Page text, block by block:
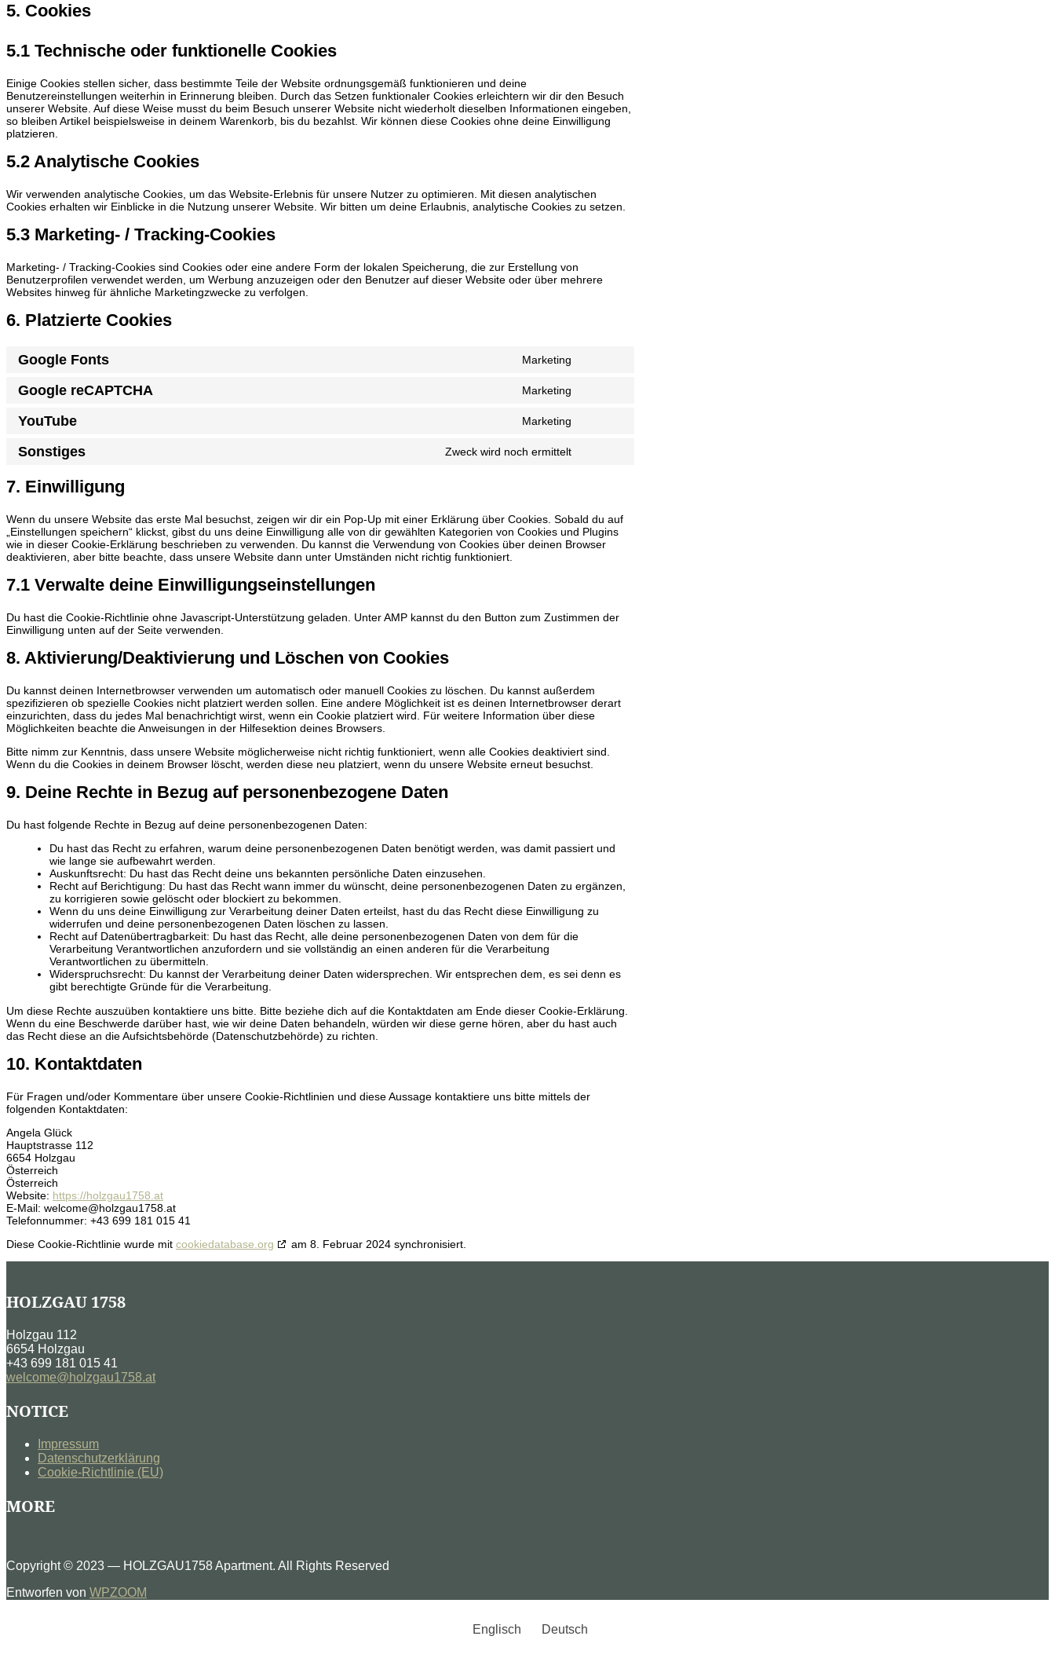
5. Cookies
5.1 Technische oder funktionelle Cookies
Einige Cookies stellen sicher, dass bestimmte Teile der Website ordnungsgemäß funktionieren und deine
Benutzereinstellungen weiterhin in Erinnerung bleiben. Durch das Setzen funktionaler Cookies erleichtern wir dir den Besuch
unserer Website. Auf diese Weise musst du beim Besuch unserer Website nicht wiederholt dieselben Informationen eingeben,
so bleiben Artikel beispielsweise in deinem Warenkorb, bis du bezahlst. Wir können diese Cookies ohne deine Einwilligung
platzieren.
5.2 Analytische Cookies
Wir verwenden analytische Cookies, um das Website-Erlebnis für unsere Nutzer zu optimieren. Mit diesen analytischen
Cookies erhalten wir Einblicke in die Nutzung unserer Website. Wir bitten um deine Erlaubnis, analytische Cookies zu setzen.
5.3 Marketing- / Tracking-Cookies
Marketing- / Tracking-Cookies sind Cookies oder eine andere Form der lokalen Speicherung, die zur Erstellung von
Benutzerprofilen verwendet werden, um Werbung anzuzeigen oder den Benutzer auf dieser Website oder über mehrere
Websites hinweg für ähnliche Marketingzwecke zu verfolgen.
6. Platzierte Cookies
Google Fonts Marketing
Google reCAPTCHA Marketing
YouTube Marketing
Sonstiges Zweck wird noch ermittelt
7. Einwilligung
Wenn du unsere Website das erste Mal besuchst, zeigen wir dir ein Pop-Up mit einer Erklärung über Cookies. Sobald du auf
„Einstellungen speichern“ klickst, gibst du uns deine Einwilligung alle von dir gewählten Kategorien von Cookies und Plugins
wie in dieser Cookie-Erklärung beschrieben zu verwenden. Du kannst die Verwendung von Cookies über deinen Browser
deaktivieren, aber bitte beachte, dass unsere Website dann unter Umständen nicht richtig funktioniert.
7.1 Verwalte deine Einwilligungseinstellungen
Du hast die Cookie-Richtlinie ohne Javascript-Unterstützung geladen. Unter AMP kannst du den Button zum Zustimmen der
Einwilligung unten auf der Seite verwenden.
8. Aktivierung/Deaktivierung und Löschen von Cookies
Du kannst deinen Internetbrowser verwenden um automatisch oder manuell Cookies zu löschen. Du kannst außerdem
spezifizieren ob spezielle Cookies nicht platziert werden sollen. Eine andere Möglichkeit ist es deinen Internetbrowser derart
einzurichten, dass du jedes Mal benachrichtigt wirst, wenn ein Cookie platziert wird. Für weitere Information über diese
Möglichkeiten beachte die Anweisungen in der Hilfesektion deines Browsers.
Bitte nimm zur Kenntnis, dass unsere Website möglicherweise nicht richtig funktioniert, wenn alle Cookies deaktiviert sind.
Wenn du die Cookies in deinem Browser löscht, werden diese neu platziert, wenn du unsere Website erneut besuchst.
9. Deine Rechte in Bezug auf personenbezogene Daten
Du hast folgende Rechte in Bezug auf deine personenbezogenen Daten:
Du hast das Recht zu erfahren, warum deine personenbezogenen Daten benötigt werden, was damit passiert und
wie lange sie aufbewahrt werden.
Auskunftsrecht: Du hast das Recht deine uns bekannten persönliche Daten einzusehen.
Recht auf Berichtigung: Du hast das Recht wann immer du wünscht, deine personenbezogenen Daten zu ergänzen,
zu korrigieren sowie gelöscht oder blockiert zu bekommen.
Wenn du uns deine Einwilligung zur Verarbeitung deiner Daten erteilst, hast du das Recht diese Einwilligung zu
widerrufen und deine personenbezogenen Daten löschen zu lassen.
Recht auf Datenübertragbarkeit: Du hast das Recht, alle deine personenbezogenen Daten von dem für die
Verarbeitung Verantwortlichen anzufordern und sie vollständig an einen anderen für die Verarbeitung
Verantwortlichen zu übermitteln.
Widerspruchsrecht: Du kannst der Verarbeitung deiner Daten widersprechen. Wir entsprechen dem, es sei denn es
gibt berechtigte Gründe für die Verarbeitung.
Um diese Rechte auszuüben kontaktiere uns bitte. Bitte beziehe dich auf die Kontaktdaten am Ende dieser Cookie-Erklärung.
Wenn du eine Beschwerde darüber hast, wie wir deine Daten behandeln, würden wir diese gerne hören, aber du hast auch
das Recht diese an die Aufsichtsbehörde (Datenschutzbehörde) zu richten.
10. Kontaktdaten
Für Fragen und/oder Kommentare über unsere Cookie-Richtlinien und diese Aussage kontaktiere uns bitte mittels der
folgenden Kontaktdaten:
Angela Glück
Hauptstrasse 112
6654 Holzgau
Österreich
Österreich
Website: https://holzgau1758.at
E-Mail: welcome@holzgau1758.at
Telefonnummer: +43 699 181 015 41
Diese Cookie-Richtlinie wurde mit cookiedatabase.org am 8. Februar 2024 synchronisiert.
HOLZGAU 1758
Holzgau 112
6654 Holzgau
+43 699 181 015 41
welcome@holzgau1758.at
NOTICE
Impressum
Datenschutzerklärung
Cookie-Richtlinie (EU)
MORE
Copyright © 2023 — HOLZGAU1758 Apartment. All Rights Reserved
Entworfen von WPZOOM
Englisch Deutsch